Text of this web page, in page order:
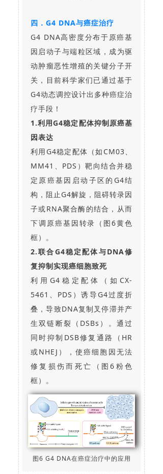
四．G4 DNA与癌症治疗
G4 DNA高密度分布于原癌基
因启动子与端粒区域，成为驱
动肿瘤恶性增殖的关键分子开
关，目前科学家们已通过基于
G4动态调控设计出多种癌症治
疗手段！
1.利用G4稳定配体抑制原癌基
因表达
利用G4稳定配体（如CM03、
MM41、PDS）靶向结合并稳
定原癌基因启动子区的G4结
构，阻止G4解旋，阻碍转录因
子或RNA聚合酶的结合，从而
下调原癌基因转录（图6黄色
框）。
2.联合G4稳定配体与DNA修
复抑制实现癌细胞致死
利用G4稳定配体（如CX-
5461、PDS）诱导G4过度折
叠，导致DNA复制叉停滞并产
生双链断裂（DSBs）。通过
同时抑制DSB修复通路（HR
或NHEJ），使癌细胞因无法
修复损伤而死亡（图6粉色
框）。
图6 G4 DNA在癌症治疗中的应用